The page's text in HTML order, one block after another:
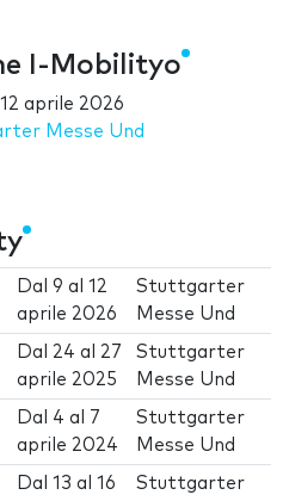
I-Mobilityo
aprile 2026
Messe Und
Dal9 al12
aprile 2026
Stuttgarter
Messe Und
Dal 24 al 27
aprile 2025
Stuttgarter
Messe Und
Dal 4 al
7
aprile 2024
Stuttgarter
Messe Und
Dal13 al16
Stuttgarter